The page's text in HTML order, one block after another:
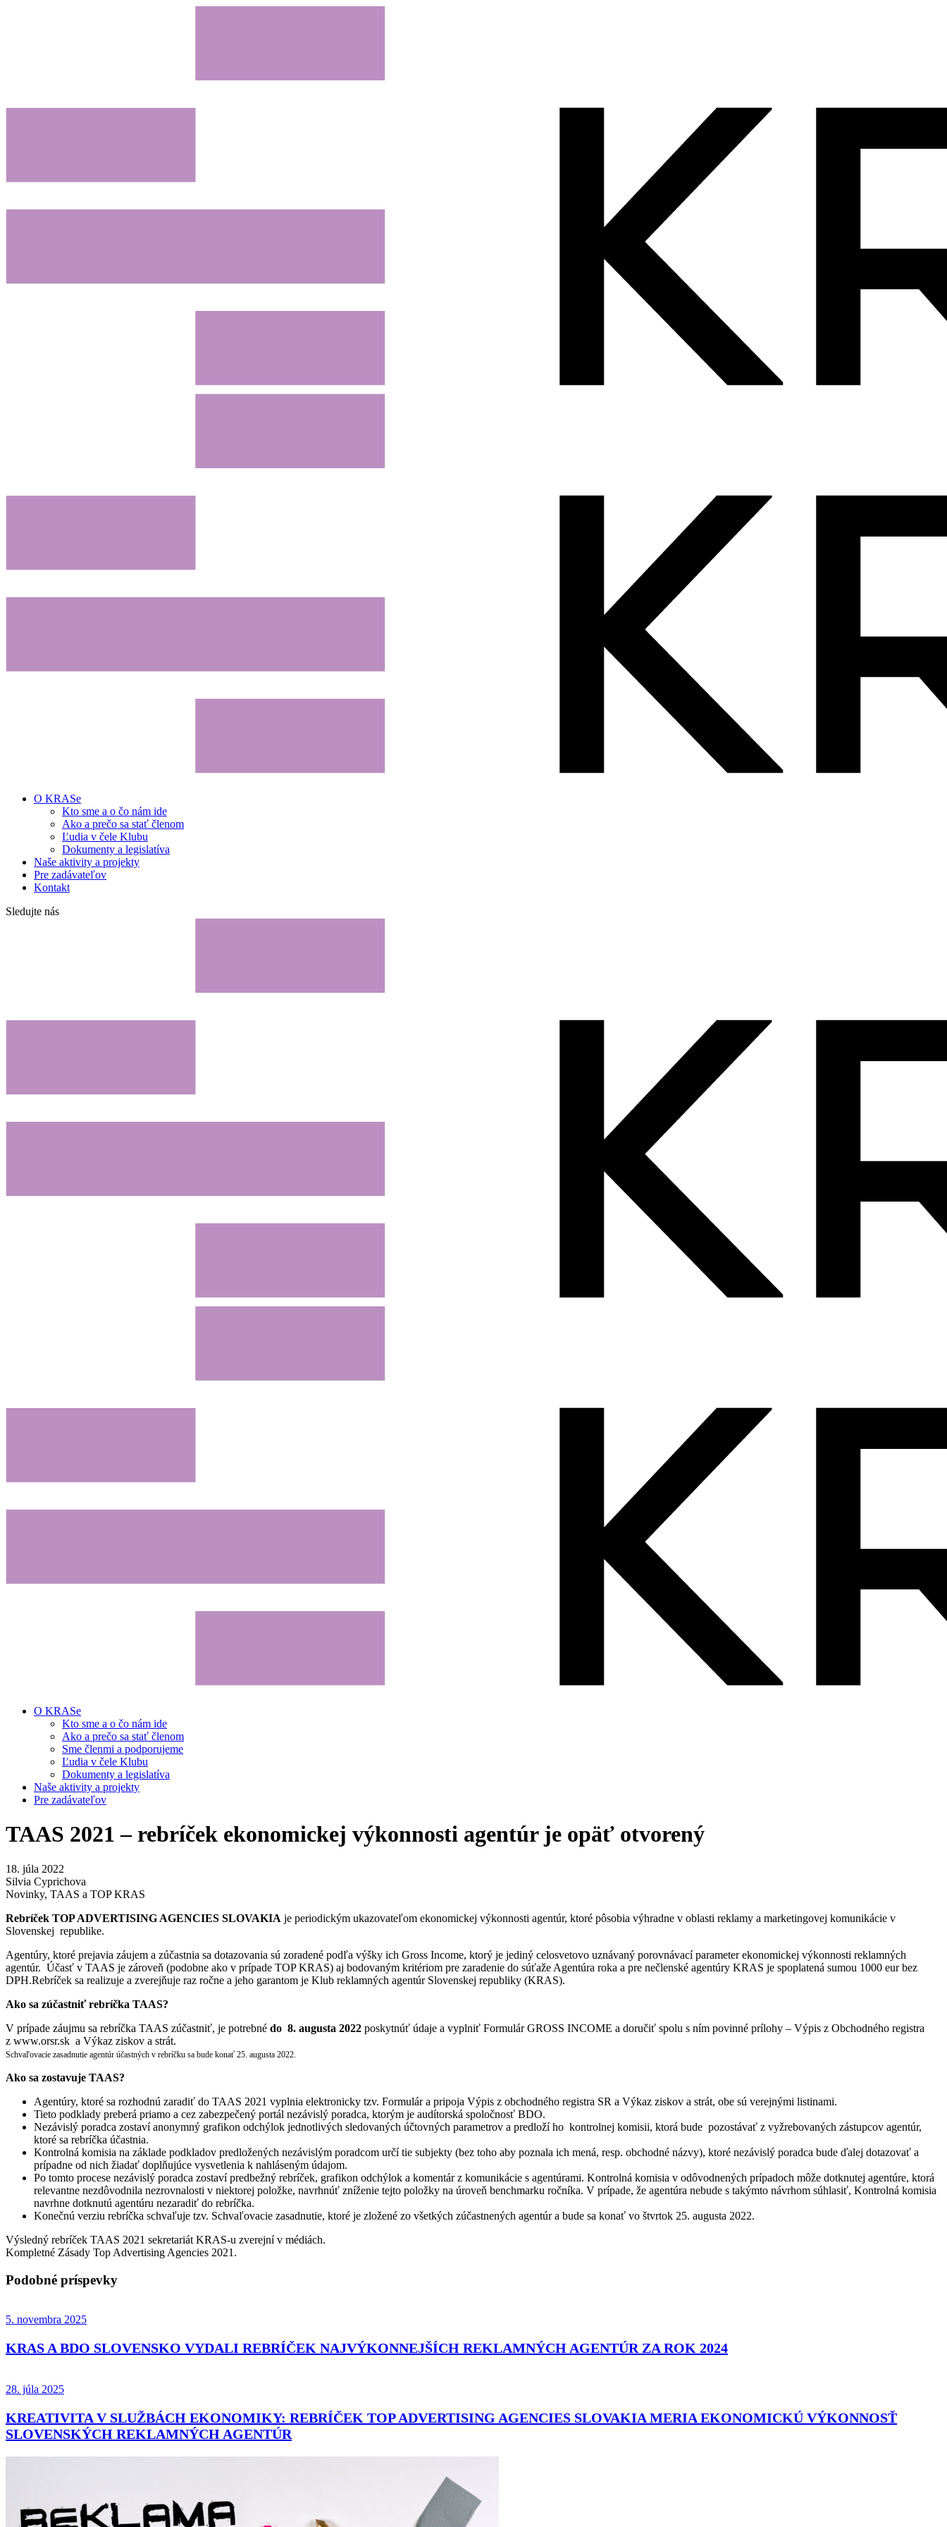
O KRASe
Kto sme a o čo nám ide
Ako a prečo sa stať členom
Ľudia v čele Klubu
Dokumenty a legislatíva
Naše aktivity a projekty
Pre zadávateľov
Kontakt
Sledujte nás
O KRASe
Kto sme a o čo nám ide
Ako a prečo sa stať členom
Sme členmi a podporujeme
Ľudia v čele Klubu
Dokumenty a legislatíva
Naše aktivity a projekty
Pre zadávateľov
TAAS 2021 – rebríček ekonomickej výkonnosti agentúr je opäť otvorený
18. júla 2022
Silvia Cyprichova
Novinky, TAAS a TOP KRAS
Rebríček TOP ADVERTISING AGENCIES SLOVAKIA je periodickým ukazovateľom ekonomickej výkonnosti agentúr, ktoré pôsobia výhradne v oblasti reklamy a marketingovej komunikácie v
Slovenskej republike.
Agentúry, ktoré prejavia záujem a zúčastnia sa dotazovania sú zoradené podľa výšky ich Gross Income, ktorý je jediný celosvetovo uznávaný porovnávací parameter ekonomickej výkonnosti reklamných
agentúr. Účasť v TAAS je zároveň (podobne ako v prípade TOP KRAS) aj bodovaným kritériom pre zaradenie do súťaže Agentúra roka a pre nečlenské agentúry KRAS je spoplatená sumou 1000 eur bez
DPH.Rebríček sa realizuje a zverejňuje raz ročne a jeho garantom je Klub reklamných agentúr Slovenskej republiky (KRAS).
Ako sa zúčastniť rebríčka TAAS?
V prípade záujmu sa rebríčka TAAS zúčastniť, je potrebné do 8. augusta 2022 poskytnúť údaje a vyplniť Formulár GROSS INCOME a doručiť spolu s ním povinné prílohy – Výpis z Obchodného registra
z www.orsr.sk a Výkaz ziskov a strát.
Schvaľovacie zasadnutie agentúr účastných v rebríčku sa bude konať 25. augusta 2022.
Ako sa zostavuje TAAS?
Agentúry, ktoré sa rozhodnú zaradiť do TAAS 2021 vyplnia elektronicky tzv. Formulár a pripoja Výpis z obchodného registra SR a Výkaz ziskov a strát, obe sú verejnými listinami.
Tieto podklady preberá priamo a cez zabezpečený portál nezávislý poradca, ktorým je audítorská spoločnosť BDO.
Nezávislý poradca zostaví anonymný grafikon odchýlok jednotlivých sledovaných účtovných parametrov a predloží ho kontrolnej komisii, ktorá bude pozostávať z vyžrebovaných zástupcov agentúr,
ktoré sa rebríčka účastnia.
Kontrolná komisia na základe podkladov predložených nezávislým poradcom určí tie subjekty (bez toho aby poznala ich mená, resp. obchodné názvy), ktoré nezávislý poradca bude ďalej dotazovať a
prípadne od nich žiadať doplňujúce vysvetlenia k nahláseným údajom.
Po tomto procese nezávislý poradca zostaví predbežný rebríček, grafikon odchýlok a komentár z komunikácie s agentúrami. Kontrolná komisia v odôvodnených prípadoch môže dotknutej agentúre, ktorá
relevantne nezdôvodnila nezrovnalosti v niektorej položke, navrhnúť zníženie tejto položky na úroveň benchmarku ročníka. V prípade, že agentúra nebude s takýmto návrhom súhlasiť, Kontrolná komisia
navrhne dotknutú agentúru nezaradiť do rebríčka.
Konečnú verziu rebríčka schvaľuje tzv. Schvaľovacie zasadnutie, ktoré je zložené zo všetkých zúčastnených agentúr a bude sa konať vo štvrtok 25. augusta 2022.
Výsledný rebríček TAAS 2021 sekretariát KRAS-u zverejní v médiách.
Kompletné Zásady Top Advertising Agencies 2021.
Podobné príspevky
5. novembra 2025
KRAS A BDO SLOVENSKO VYDALI REBRÍČEK NAJVÝKONNEJŠÍCH REKLAMNÝCH AGENTÚR ZA ROK 2024
28. júla 2025
KREATIVITA V SLUŽBÁCH EKONOMIKY: REBRÍČEK TOP ADVERTISING AGENCIES SLOVAKIA MERIA EKONOMICKÚ VÝKONNOSŤ
SLOVENSKÝCH REKLAMNÝCH AGENTÚR